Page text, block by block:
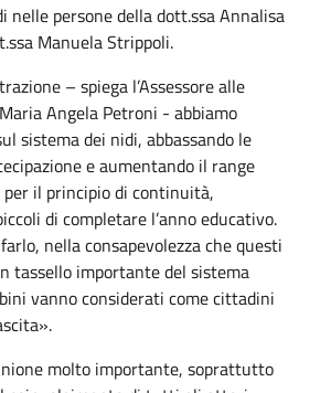
nelle persone della dott.ssa Annalisa
Manuela Strippoli.
– spiega l’Assessore alle
Angela Petroni - abbiamo
sistema dei nidi, abbassando le
e aumentando il range
per il principio di continuità,
di completare l’anno educativo.
nella consapevolezza che questi
tassello importante del sistema
vanno considerati come cittadini
molto importante, soprattutto